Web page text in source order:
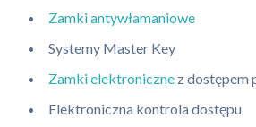
Zamki antywłamaniowe
Systemy Master Key
Zamki elektroniczne z dostępem
Elektroniczna kontrola dostępu